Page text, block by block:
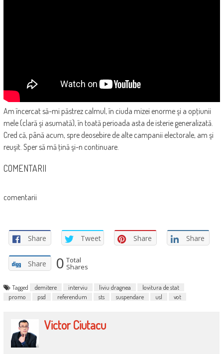
Am încercat să-mi păstrez calmul, în ciuda mizei enorme şi a opţiunii
mele (clară şi asumată), în toată perioada asta de isterie generalizată.
Cred că, până acum, spre deosebire de alte campanii electorale, am şi
reuşit. Sper să mă ţină şi-n continuare.
COMENTARII
comentarii
Share Tweet Share Share
Share 0 Total
Shares
Tagged demitere interviu liviu dragnea
lovitura de stat
promo
psd referendum sts suspendare usl vot
Victor Ciutacu